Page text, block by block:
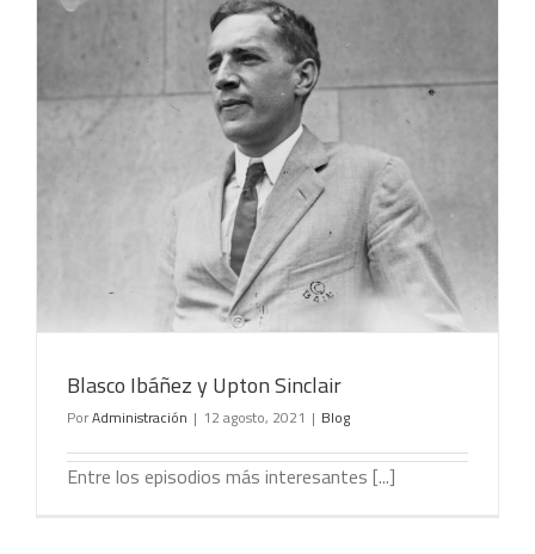
Blasco Ibáñez y Upton Sinclair
PorAdministración | 12 agosto, 2021 | Blog
Entre los episodios más interesantes [...]